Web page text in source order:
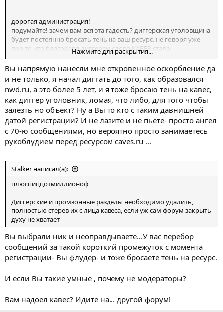
дорогая администрация!
подумайте! зачем вам вся эта гадость? диггерская уголовщина
будет постоянно бросать тень на ваш ресурс. не говоря уже
про то что благодаря диггерам слово КАВЕЗ стало
нарицательным оскорблением. кавез=говно пишут на стенах!
подумайте! зачем вам это?
Нажмите для раскрытия...
Вы напрямую нанесли мне откровенное оскорбление да
и не только, я начал диггать до того, как образовался
nwd.ru, а это более 5 лет, и я тоже бросаю тень на кавес,
как диггер уголовник, ломая, что либо, для того чтобы
залезть но объект? Ну а Вы то кто с таким давнишней
датой регистрации? И не лазите и не пьёте- просто ангел
с 70-ю сообщениями, но вероятно просто занимаетесь
рукоблудием перед ресурсом caves.ru ...
Stalkеr написал(а):
плюспиццотмиллионоф
Диггерские и промзонные разделы необходимо удалить,
полностью стерев их с лица кавеса, если уж сам форум закрыть
духу не хватает
Вы выбрали ник и неоправдываете...У вас перебор
сообщений за такой короткий промежуток с момента
регистрации- Вы флудер- и тоже бросаете тень на ресурс.
И если Вы такие умные , почему не модераторы?
Вам надоел кавес? Идите на... другой форум!